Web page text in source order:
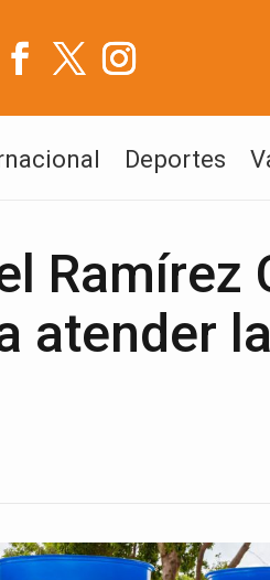
Deportes
Ramírez
atender